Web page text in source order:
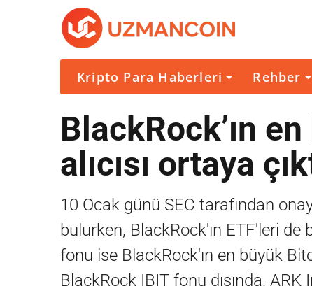
Kripto Para Haberleri Rehber
BlackRock’ın
alıcısı ortaya
10 Ocak günü SEC tarafından
bulurken, BlackRock'ın ETF'leri
fonu ise BlackRock'ın en büyük
BlackRock IBIT fonu dışında, ARK